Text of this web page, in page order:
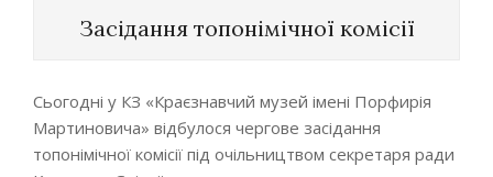
Засідання топонімічної комісії
Сьогодні у КЗ «Краєзнавчий музей імені Порфирія
Мартиновича» відбулося чергове засідання
топонімічної комісії під очільництвом секретаря ради